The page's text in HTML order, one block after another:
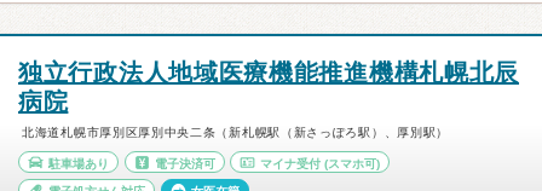
独立行政法人地域医療機能推進機構札幌北辰
病院
北海道札幌市厚別区厚別中央二条（新札幌駅（新さっぽろ駅）、厚別駅）
駐車場あり 電子決済可 マイナ受付 (スマホ可)